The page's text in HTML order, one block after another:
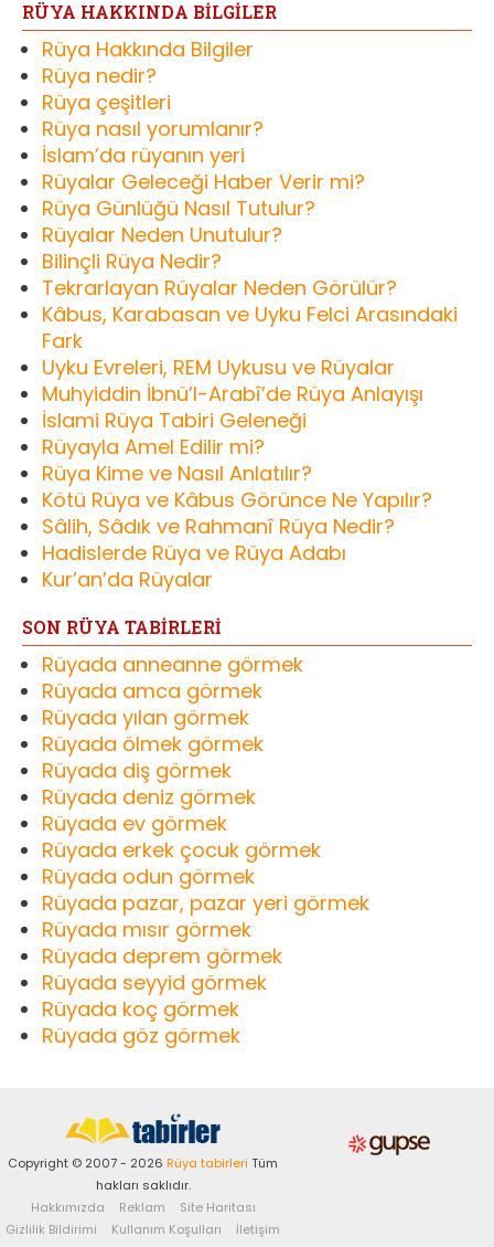
RÜYA HAKKINDA BİLGİLER
Rüya Hakkında Bilgiler
Rüya nedir?
Rüya çeşitleri
Rüya nasıl yorumlanır?
İslam’da rüyanın yeri
Rüyalar Geleceği Haber Verir mi?
Rüya Günlüğü Nasıl Tutulur?
Rüyalar Neden Unutulur?
Bilinçli Rüya Nedir?
Tekrarlayan Rüyalar Neden Görülür?
Kâbus, Karabasan ve Uyku Felci Arasındaki
Fark
Uyku Evreleri, REM Uykusu ve Rüyalar
Muhyiddin İbnü’l-Arabî’de Rüya Anlayışı
İslami Rüya Tabiri Geleneği
Rüyayla Amel Edilir mi?
Rüya Kime ve Nasıl Anlatılır?
Kötü Rüya ve Kâbus Görünce Ne Yapılır?
Sâlih, Sâdık ve Rahmanî Rüya Nedir?
Hadislerde Rüya ve Rüya Adabı
Kur’an’da Rüyalar
SON RÜYA TABİRLERİ
Rüyada anneanne görmek
Rüyada amca görmek
Rüyada yılan görmek
Rüyada ölmek görmek
Rüyada diş görmek
Rüyada deniz görmek
Rüyada ev görmek
Rüyada erkek çocuk görmek
Rüyada odun görmek
Rüyada pazar, pazar yeri görmek
Rüyada mısır görmek
Rüyada deprem görmek
Rüyada seyyid görmek
Rüyada koç görmek
Rüyada göz görmek
Copyright © 2007 - 2026 Rüya tabirleri Tüm
hakları saklıdır.
Hakkımızda
Reklam
Site Haritası
Gizlilik Bildirimi
Kullanım Koşulları İletişim